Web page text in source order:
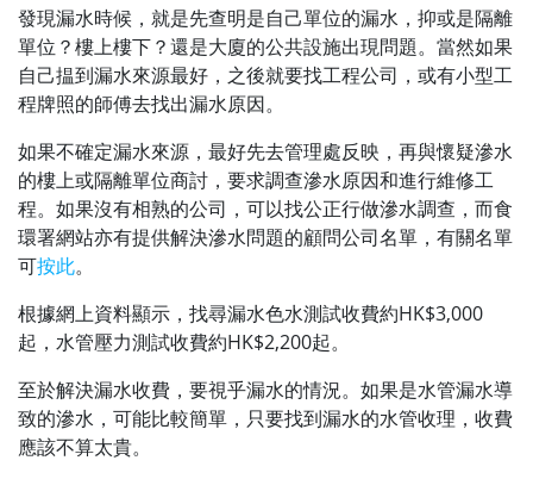
發現漏水時候，就是先查明是自己單位的漏水，抑或是隔離
單位？樓上樓下？還是大廈的公共設施出現問題。當然如果
自己揾到漏水來源最好，之後就要找工程公司，或有小型工
程牌照的師傅去找出漏水原因。
如果不確定漏水來源，最好先去管理處反映，再與懷疑滲水
的樓上或隔離單位商討，要求調查滲水原因和進行維修工
程。如果沒有相熟的公司，可以找公正行做滲水調查，而食
環署網站亦有提供解決滲水問題的顧問公司名單，有關名單
可按此。
根據網上資料顯示，找尋漏水色水測試收費約HK$3,000
起，水管壓力測試收費約HK$2,200起。
至於解決漏水收費，要視乎漏水的情況。如果是水管漏水導
致的滲水，可能比較簡單，只要找到漏水的水管收理，收費
應該不算太貴。